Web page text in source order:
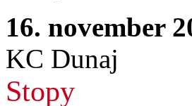
16. november
KC Dunaj
Stopy